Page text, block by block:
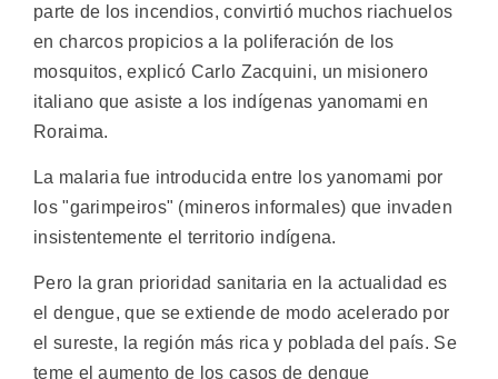
parte de los incendios, convirtió muchos riachuelos
en charcos propicios a la poliferación de los
mosquitos, explicó Carlo Zacquini, un misionero
italiano que asiste a los indígenas yanomami en
Roraima.
La malaria fue introducida entre los yanomami por
los "garimpeiros" (mineros informales) que invaden
insistentemente el territorio indígena.
Pero la gran prioridad sanitaria en la actualidad es
el dengue, que se extiende de modo acelerado por
el sureste, la región más rica y poblada del país. Se
teme el aumento de los casos de dengue